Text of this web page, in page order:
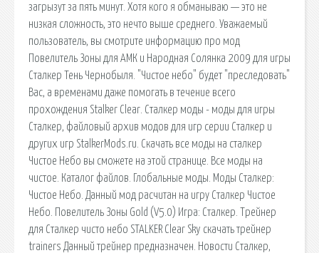
загрызут за пять минут. Хотя кого я обманываю — это не
низкая сложность, это нечто выше среднего. Уважаемый
пользователь, вы смотрите информацию про мод
Повелитель Зоны для АМК и Народная Солянка 2009 для игры
Сталкер Тень Чернобыля. "Чистое небо" будет "преследовать"
Вас, а временами даже помогать в течение всего
прохождения Stalker Clear. Сталкер моды - моды для игры
Сталкер, файловый архив модов для игр серии Сталкер и
других игр StalkerMods.ru. Скачать все моды на сталкер
Чистое Небо вы сможете на этой странице. Все моды на
чистое. Каталог файлов. Глобальные моды. Моды Сталкер:
Чистое Небо. Данный мод расчитан на игру Сталкер Чистое
Небо. Повелитель Зоны Gold (V5.0) Игра: Сталкер. Трейнер
для Сталкер чисто небо STALKER Clear Sky скачать трейнер
trainers Данный трейнер предназначен. Новости Сталкер,